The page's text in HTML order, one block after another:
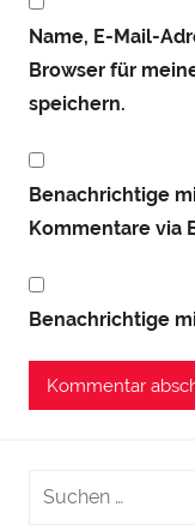
Name, E-Mail-
Browser für
speichern.
Benachrichtige
Kommentare via
Benachrichtige